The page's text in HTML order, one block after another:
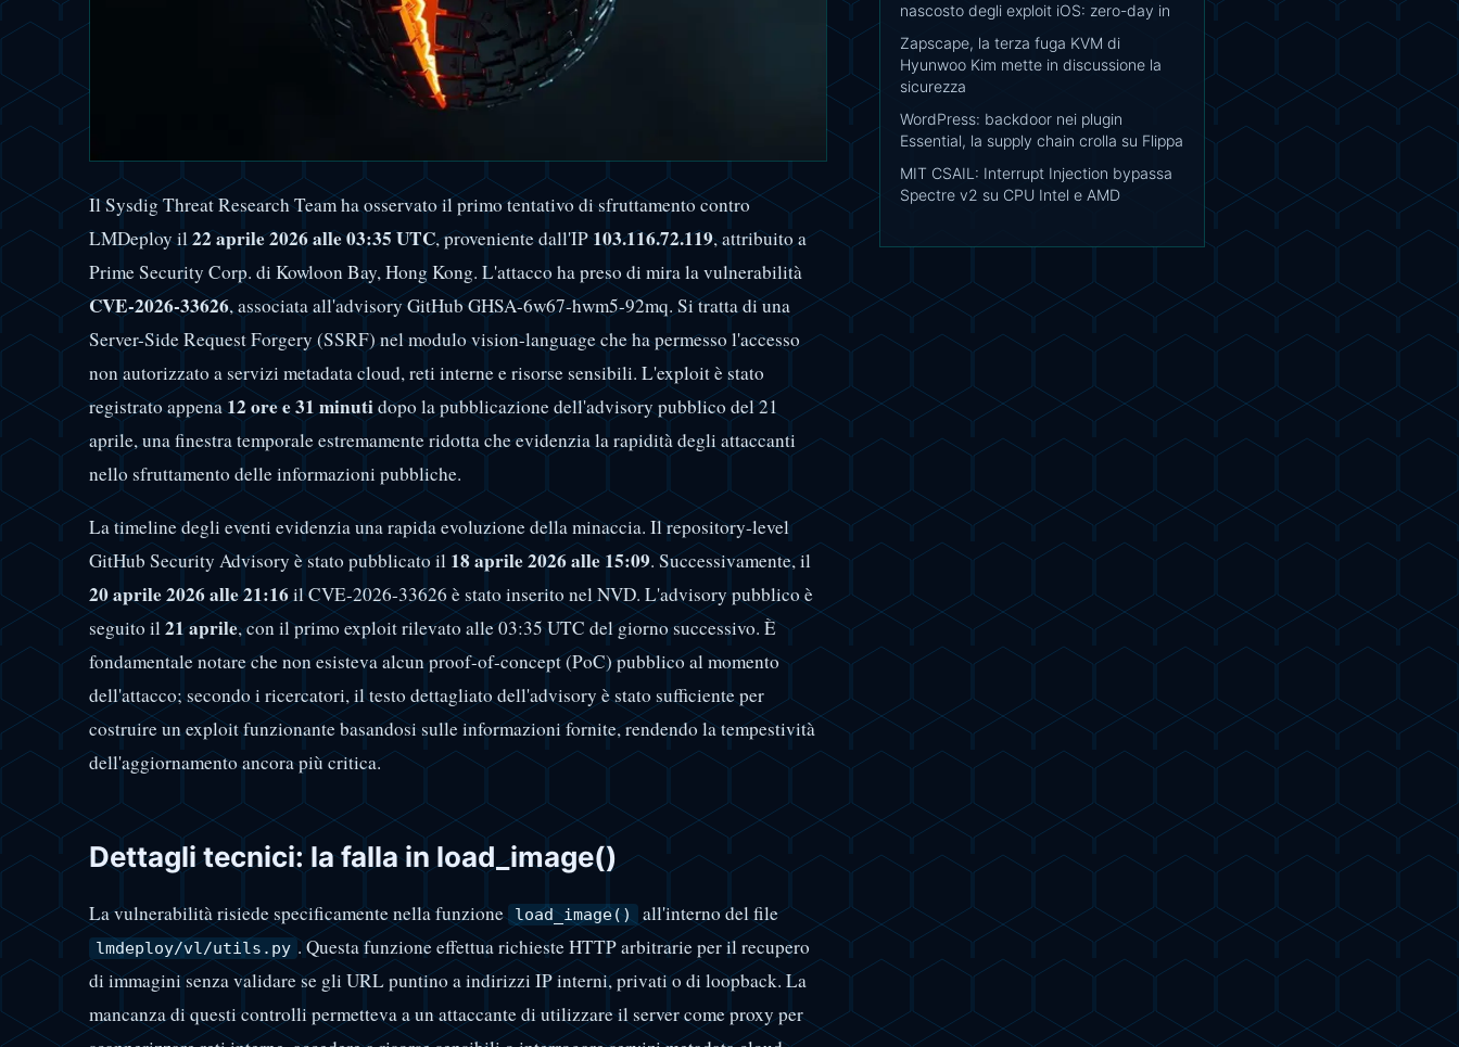
Il Sysdig Threat Research Team ha osservato il primo tentativo di sfruttamento contro
LMDeploy il22 aprile 2026 alle 03:35 UTC, proveniente dall'IP103.116.72.119, attribuito a
Prime Security Corp. di Kowloon Bay, Hong Kong. L'attacco ha preso di mira la vulnerabilità
CVE-2026-33626, associata all'advisory GitHub GHSA-6w67-hwm5-92mq. Si tratta di una
Server-Side Request Forgery (SSRF) nel modulo vision-language che ha permesso l'accesso
non autorizzato a servizi metadata cloud, reti interne e risorse sensibili. L'exploit è stato
registrato appena12 ore e 31 minutidopo la pubblicazione dell'advisory pubblico del 21
aprile, una finestra temporale estremamente ridotta che evidenzia la rapidità degli attaccanti
nello sfruttamento delle informazioni pubbliche.
La timeline degli eventi evidenzia una rapida evoluzione della minaccia. Il repository-level
GitHub Security Advisory è stato pubblicato il 18 aprile 2026 alle 15:09. Successivamente, il
20 aprile 2026 alle 21:16il CVE-2026-33626 è stato inserito nel NVD. L'advisory pubblico è
seguito il21 aprile, con il primo exploit rilevato alle 03:35 UTC del giorno successivo. È
fondamentale notare che non esisteva alcun proof-of-concept (PoC) pubblico al momento
dell'attacco; secondo i ricercatori, il testo dettagliato dell'advisory è stato sufficiente per
costruire un exploit funzionante basandosi sulle informazioni fornite, rendendo la tempestività
dell'aggiornamento ancora più critica.
Dettagli tecnici: la falla in load_image()
La vulnerabilità risiede specificamente nella funzione load_image() all'interno del file
lmdeploy/vl/utils.py . Questa funzione effettua richieste HTTP arbitrarie per il recupero
di immagini senza validare se gli URL puntino a indirizzi IP interni, privati o di loopback. La
mancanza di questi controlli permetteva a un attaccante di utilizzare il server come proxy per
nascosto degli exploit iOS: zero-day in
Zapscape, la terza fuga KVM di
Hyunwoo Kim mette in discussione la
sicurezza
WordPress: backdoor nei plugin
Essential, la supply chain crolla su Flippa
MIT CSAIL: Interrupt Injection bypassa
Spectre v2 su CPU Intel e AMD